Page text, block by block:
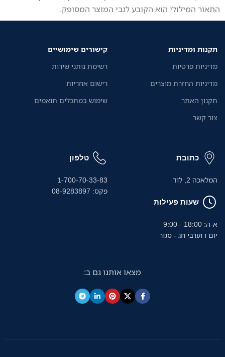
התאור המילולי הוא הקובע לגבי המוצר המסופק.
תקנות ומדיניות
מדיניות פרטיות
מדיניות החזרת מוצרים
תקנון האתר
צור קשר
קישורים שימושיים
רשימת נותני שירות
רישום אחריות
שימוש במתכלים תואמים
כתובת
המלאכה 2, לוד
שעות פעילות
א-ה: 18:00 - 9:00
יום ו וערבי חג - סגור
טלפון
1-700-70-33-83
פקס: 08-9283897
מצאו אותנו גם ב: